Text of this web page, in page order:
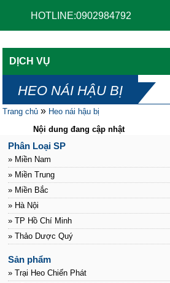
HOTLINE:0902984792
DỊCH VỤ
HEO NÁI HẬU BỊ
Trang chủ » Heo nái hậu bị
Nội dung đang cập nhật
Phân Loại SP
» Miền Nam
» Miền Trung
» Miền Bắc
» Hà Nội
» TP Hồ Chí Minh
» Thảo Dược Quý
Sản phẩm
» Trại Heo Chiến Phát